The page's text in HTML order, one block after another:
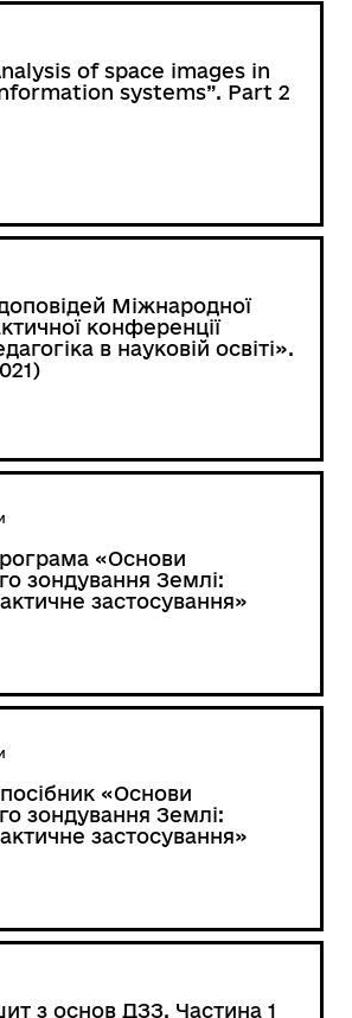
of space images in
systems”. Part 2
Міжнародної
конференції
в науковій освіті».
«Основи
зондування Землі:
застосування»
«Основи
зондування Землі:
застосування»
з основ ДЗЗ. Частина 1